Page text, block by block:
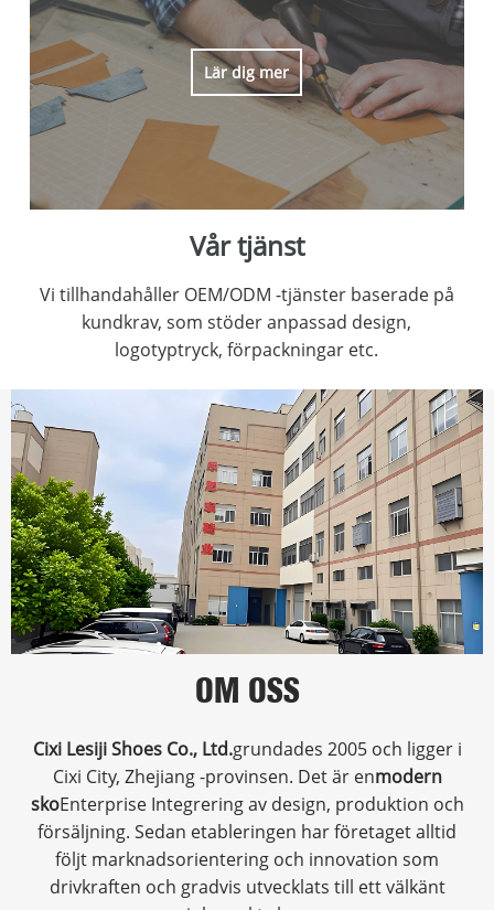
Lär dig mer
Vår tjänst
Vi tillhandahåller OEM/ODM -tjänster baserade på
kundkrav, som stöder anpassad design,
logotyptryck, förpackningar etc.
OM OSS
Cixi Lesiji Shoes Co., Ltd.grundades 2005 och ligger i
Cixi City, Zhejiang -provinsen. Det är enmodern
skoEnterprise Integrering av design, produktion och
försäljning. Sedan etableringen har företaget alltid
följt marknadsorientering och innovation som
drivkraften och gradvis utvecklats till ett välkänt